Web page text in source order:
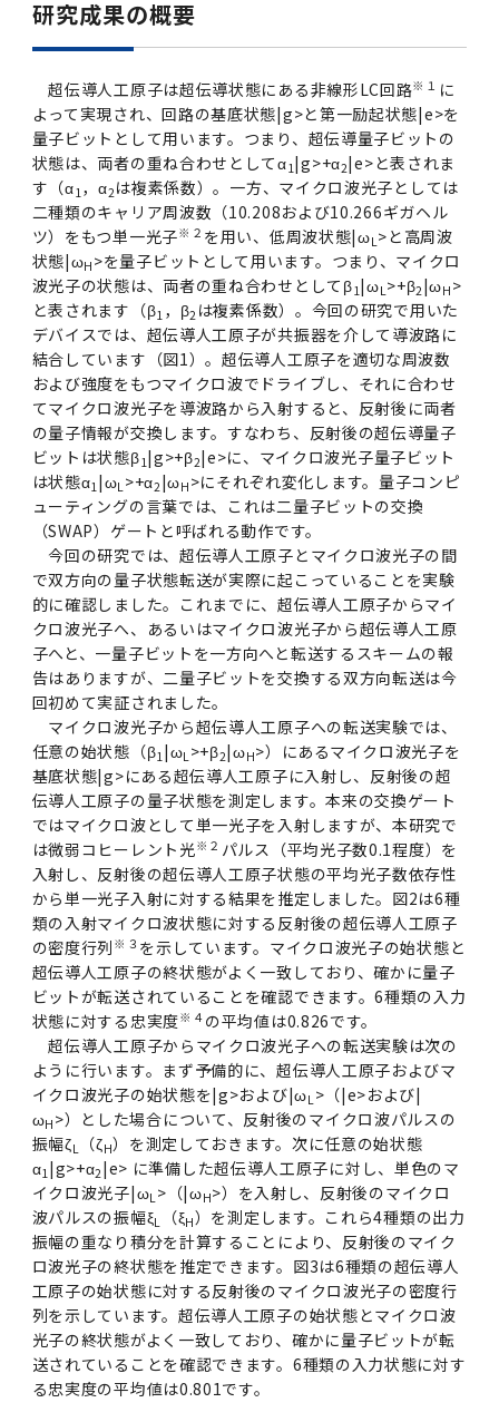
2011年度
研究成果の概要
超伝導人工原子は超伝導状態にある非線形LC回路※１ に
よって実現され、回路の基底状態|g>と第一励起状態|e>を
量子ビットとして用います。つまり、超伝導量子ビットの
状態は、両者の重ね合わせとしてα1 |g>+α2|e>と表されま
す（α1 ，α2 は複素係数）。一方、マイクロ波光子としては
二種類のキャリア周波数（10.208および10.266ギガヘル
ツ）をもつ単一光子※２ を用い、低周波状態|ωL >と高周波
状態|ωH >を量子ビットとして用います。つまり、マイクロ
波光子の状態は、両者の重ね合わせとしてβ1 |ωL >+β2 |ωH >
と表されます（β1 ，β2 は複素係数）。今回の研究で用いた
デバイスでは、超伝導人工原子が共振器を介して導波路に
結合しています（図1）。超伝導人工原子を適切な周波数
および強度をもつマイクロ波でドライブし、それに合わせ
てマイクロ波光子を導波路から入射すると、反射後に両者
の量子情報が交換します。すなわち、反射後の超伝導量子
ビットは状態β1 |g>+β2|e>に、マイクロ波光子量子ビット
は状態α1 |ωL >+α2 |ωH >にそれぞれ変化します。量子コンピ
ューティングの言葉では、これは二量子ビットの交換
（SWAP）ゲートと呼ばれる動作です。
今回の研究では、超伝導人工原子とマイクロ波光子の間
で双方向の量子状態転送が実際に起こっていることを実験
的に確認しました。これまでに、超伝導人工原子からマイ
クロ波光子へ、あるいはマイクロ波光子から超伝導人工原
子へと、一量子ビットを一方向へと転送するスキームの報
告はありますが、二量子ビットを交換する双方向転送は今
回初めて実証されました。
マイクロ波光子から超伝導人工原子への転送実験では、
任意の始状態（β1 |ωL >+β2|ωH>）にあるマイクロ波光子を
基底状態|g>にある超伝導人工原子に入射し、反射後の超
伝導人工原子の量子状態を測定します。本来の交換ゲート
ではマイクロ波として単一光子を入射しますが、本研究で
は微弱コヒーレント光※２ パルス（平均光子数0.1程度）を
入射し、反射後の超伝導人工原子状態の平均光子数依存性
から単一光子入射に対する結果を推定しました。図2は6種
類の入射マイクロ波状態に対する反射後の超伝導人工原子
の密度行列 ※３ を示しています。マイクロ波光子の始状態と
超伝導人工原子の終状態がよく一致しており、確かに量子
ビットが転送されていることを確認できます。6種類の入力
状態に対する忠実度※４ の平均値は0.826です。
超伝導人工原子からマイクロ波光子への転送実験は次の
ように行います。まず予備的に、超伝導人工原子およびマ
イクロ波光子の始状態を|g>および|ωL >（|e>および|
ωH >）とした場合について、反射後のマイクロ波パルスの
振幅ζL （ζH）を測定しておきます。次に任意の始状態
α1 |g>+α2 |e> に準備した超伝導人工原子に対し、単色のマ
イクロ波光子|ωL >（|ωH>）を入射し、反射後のマイクロ
波パルスの振幅ξL （ξH）を測定します。これら4種類の出力
振幅の重なり積分を計算することにより、反射後のマイク
ロ波光子の終状態を推定できます。図3は6種類の超伝導人
工原子の始状態に対する反射後のマイクロ波光子の密度行
列を示しています。超伝導人工原子の始状態とマイクロ波
光子の終状態がよく一致しており、確かに量子ビットが転
送されていることを確認できます。6種類の入力状態に対す
る忠実度の平均値は0.801です。